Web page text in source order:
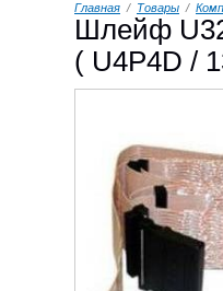
Главная / Товары /
Шлейф
( U4P4D /